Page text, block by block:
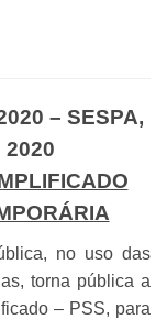
– SESPA,
2020
no uso das
torna pública a
– PSS, para